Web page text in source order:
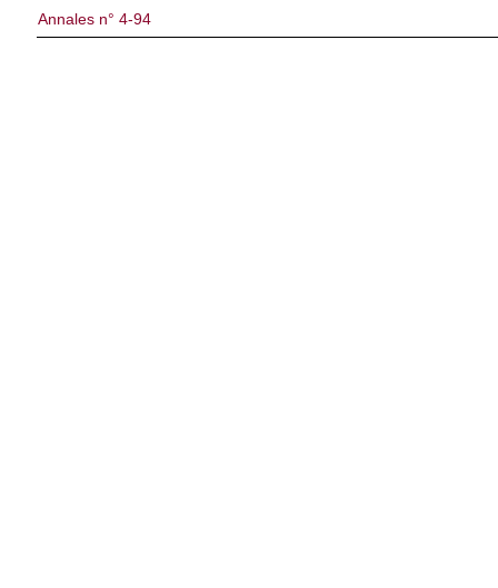
Annales n° 4-94